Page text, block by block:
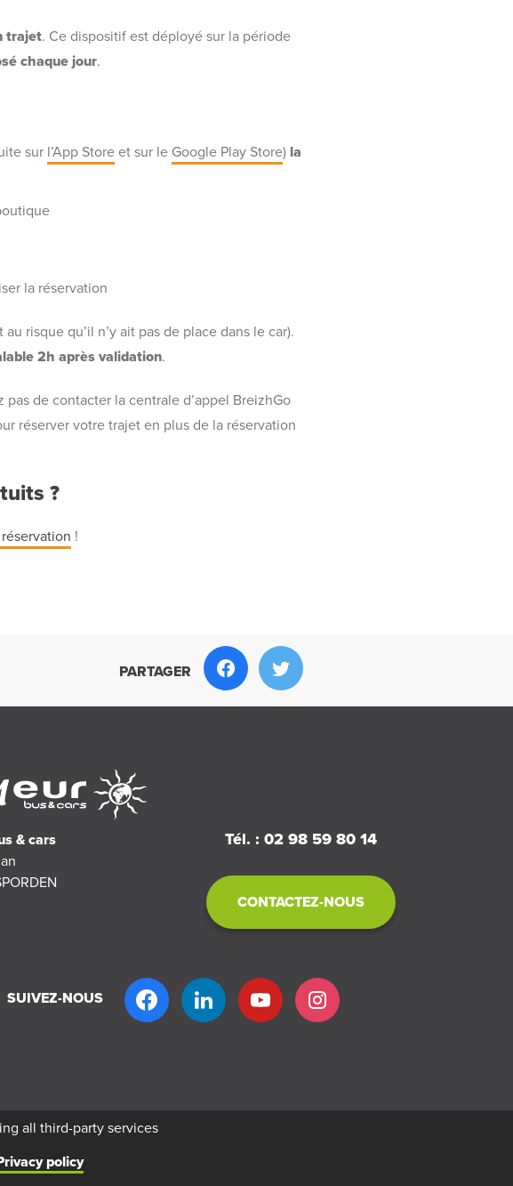
trajet. Ce dispositif est déployé sur la période
chaque jour.
sur l’App Store et sur le Google Play Store) la
la réservation
au risque qu’il n’y ait pas de place dans le car).
2h après validation.
pas de contacter la centrale d’appel BreizhGo
réserver votre trajet en plus de la réservation
?
!
PARTAGER
& cars
Tél. : 02 98 59 80 14
CONTACTEZ-NOUS
SUIVEZ-NOUS
-Mentions légales
all third-party services
policy